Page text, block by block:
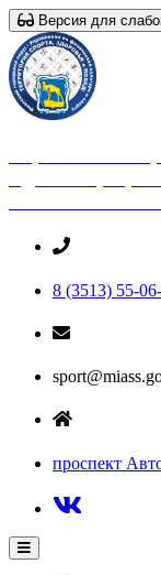
Версия для
8 (3513) 55-
проспект